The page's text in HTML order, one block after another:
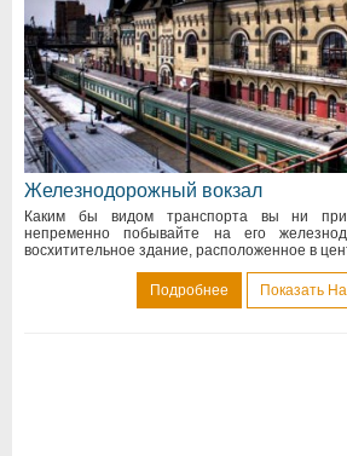
Железнодорожный вокзал
Каким бы видом транспорта вы ни
непременно побывайте на его
восхитительное здание, расположенное в
Подробнее Показать